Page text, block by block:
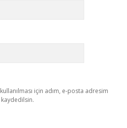
için adım, e-posta adresim
kaydedilsin.